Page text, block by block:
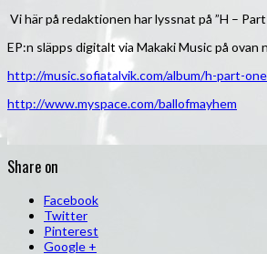
Vi här på redaktionen har lyssnat på ”H –
EP:n släpps digitalt via Makaki Music på ovan
http://music.sofiatalvik.com/album/h-part-
http://www.myspace.com/ballofmayhem
Share on
Facebook
Twitter
Pinterest
Google +